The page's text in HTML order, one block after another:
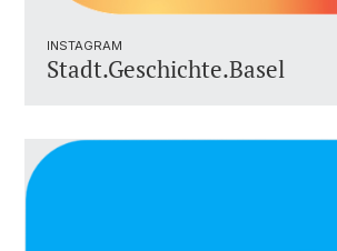
INSTAGRAM
Stadt.Geschichte.Basel